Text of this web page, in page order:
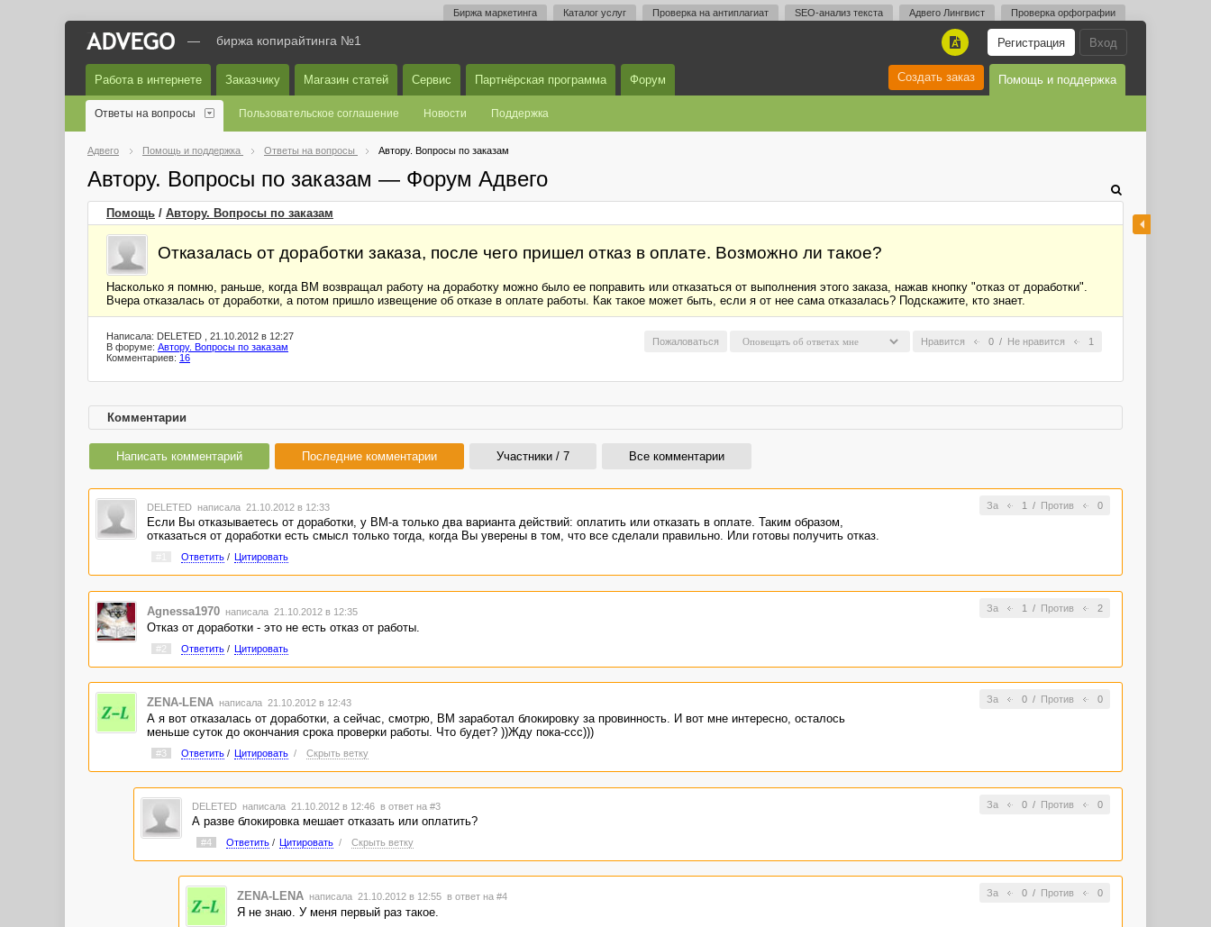
Биржа маркетинга Каталог услуг Проверка на антиплагиат SEO-анализ текста Адвего Лингвист Проверка орфографии
Вход
Регистрация
A
— биржа копирайтинга №1
Работа в интернете Заказчику Магазин статей Сервис Партнёрская программа Форум Помощь и поддержка
Создать заказ
Ответы на вопросы Пользовательское соглашение Новости Поддержка
Адвего Помощь и поддержка Ответы на вопросы Автору. Вопросы по заказам
Автору. Вопросы по заказам — Форум Адвего
Помощь / Автору. Вопросы по заказам
Отказалась от доработки заказа, после чего пришел отказ в оплате. Возможно ли такое?
Насколько я помню, раньше, когда ВМ возвращал работу на доработку можно было ее поправить или отказаться от выполнения этого заказа, нажав кнопку "отказ от доработки".
Вчера отказалась от доработки, а потом пришло извещение об отказе в оплате работы. Как такое может быть, если я от нее сама отказалась? Подскажите, кто знает.
Нравится 0 / Не нравится 1
Пожаловаться
Написала: DELETED , 21.10.2012 в 12:27
В форуме: Автору. Вопросы по заказам
Комментариев: 16
Комментарии
Написать комментарий Последние комментарии Участники / 7 Все комментарии
За 1 / Против 0
DELETED написала 21.10.2012 в 12:33
Если Вы отказываетесь от доработки, у ВМ-а только два варианта действий: оплатить или отказать в оплате. Таким образом,
отказаться от доработки есть смысл только тогда, когда Вы уверены в том, что все сделали правильно. Или готовы получить отказ.
Ответить/ Цитировать
За 1 / Против 2
Agnessa1970 написала 21.10.2012 в 12:35
Отказ от доработки - это не есть отказ от работы.
#2 Ответить/ Цитировать
За 0/ Против 0
ZENA-LENA написала 21.10.2012 в 12:43
А я вот отказалась от доработки, а сейчас, смотрю, ВМ заработал блокировку за провинность. И вот мне интересно, осталось
меньше суток до окончания срока проверки работы. Что будет? ))Жду пока-ссс)))
#3 Ответить/ Цитировать / Скрыть ветку
За 0/ Против 0
DELETED написала 21.10.2012 в 12:46 в ответ на #3
А разве блокировка мешает отказать или оплатить?
#4 Ответить/ Цитировать / Скрыть ветку
За 0/ Против 0
ZENA-LENA написала 21.10.2012 в 12:55 в ответ на #4
Я не знаю. У меня первый раз такое.